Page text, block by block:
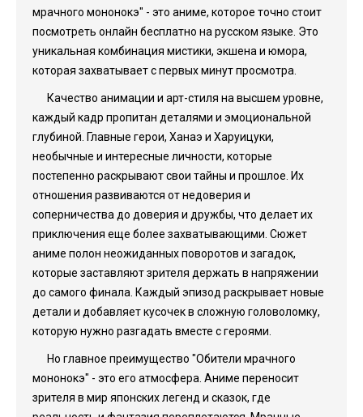
мрачного мононокэ" - это аниме, которое точно стоит
посмотреть онлайн бесплатно на русском языке. Это
уникальная комбинация мистики, экшена и юмора,
которая захватывает с первых минут просмотра.
Качество анимации и арт-стиля на высшем уровне,
каждый кадр пропитан деталями и эмоциональной
глубиной. Главные герои, Ханаэ и Харуицуки,
необычные и интересные личности, которые
постепенно раскрывают свои тайны и прошлое. Их
отношения развиваются от недоверия и
соперничества до доверия и дружбы, что делает их
приключения еще более захватывающими. Сюжет
аниме полон неожиданных поворотов и загадок,
которые заставляют зрителя держать в напряжении
до самого финала. Каждый эпизод раскрывает новые
детали и добавляет кусочек в сложную головоломку,
которую нужно разгадать вместе с героями.
Но главное преимущество "Обители мрачного
мононокэ" - это его атмосфера. Аниме переносит
зрителя в мир японских легенд и сказок, где